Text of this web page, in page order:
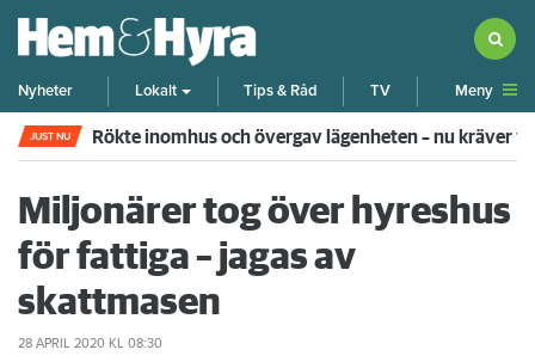
Nyheter Lokalt Tips & Råd TV Meny
JUST NU Rökte inomhus och övergav lägenheten – nu kräver
Miljonärer tog över hyreshus
för fattiga – jagas av
skattmasen
28 APRIL 2020 KL 08:30